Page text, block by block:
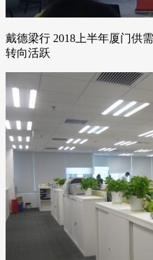
戴德梁行 2018上半年厦门供
转向活跃